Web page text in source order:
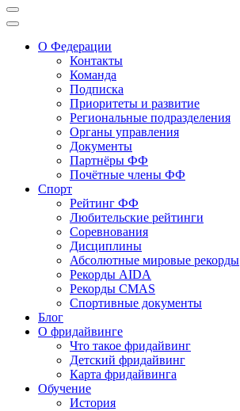
О Федерации
Контакты
Команда
Подписка
Приоритеты и развитие
Региональные подразделения
Органы управления
Документы
Партнёры ФФ
Почётные члены ФФ
Спорт
Рейтинг ФФ
Любительские рейтинги
Соревнования
Дисциплины
Абсолютные мировые рекорды
Рекорды AIDA
Рекорды CMAS
Спортивные документы
Блог
О фридайвинге
Что такое фридайвинг
Детский фридайвинг
Карта фридайвинга
Обучение
История